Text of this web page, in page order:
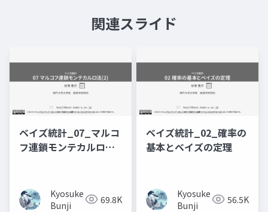
関連スライド
ベイズ統計_07_マルコ
フ連鎖モンテカルロ法
Kyosuke
Bunji
69.8K
ベイズ統計_02_確率の
基本とベイズの定理
Kyosuke
Bunji
56.5K